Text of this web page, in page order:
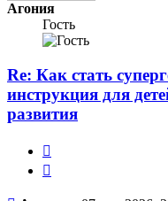
Агония
Гость
Re: Как стать
инструкция для
развития